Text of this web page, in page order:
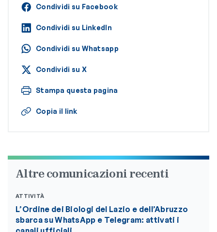
Condividi su Facebook
Condividi su LinkedIn
Condividi su Whatsapp
Condividi su X
Stampa questa pagina
Copia il link
Altre comunicazioni recenti
ATTIVITÀ
L’Ordine dei Biologi del Lazio e dell’Abruzzo
sbarca su WhatsApp e Telegram: attivati i